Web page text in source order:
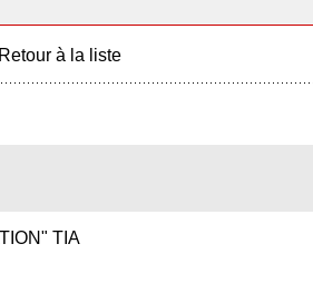
Retour à la liste
TIA